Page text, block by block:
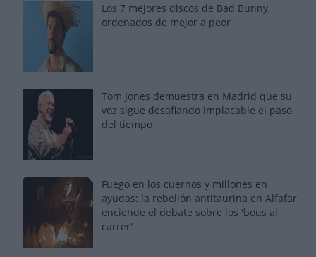
Los 7 mejores discos de Bad Bunny,
ordenados de mejor a peor
Tom Jones demuestra en Madrid que su
voz sigue desafiando implacable el paso
del tiempo
Fuego en los cuernos y millones en
ayudas: la rebelión antitaurina en Alfafar
enciende el debate sobre los 'bous al
carrer'